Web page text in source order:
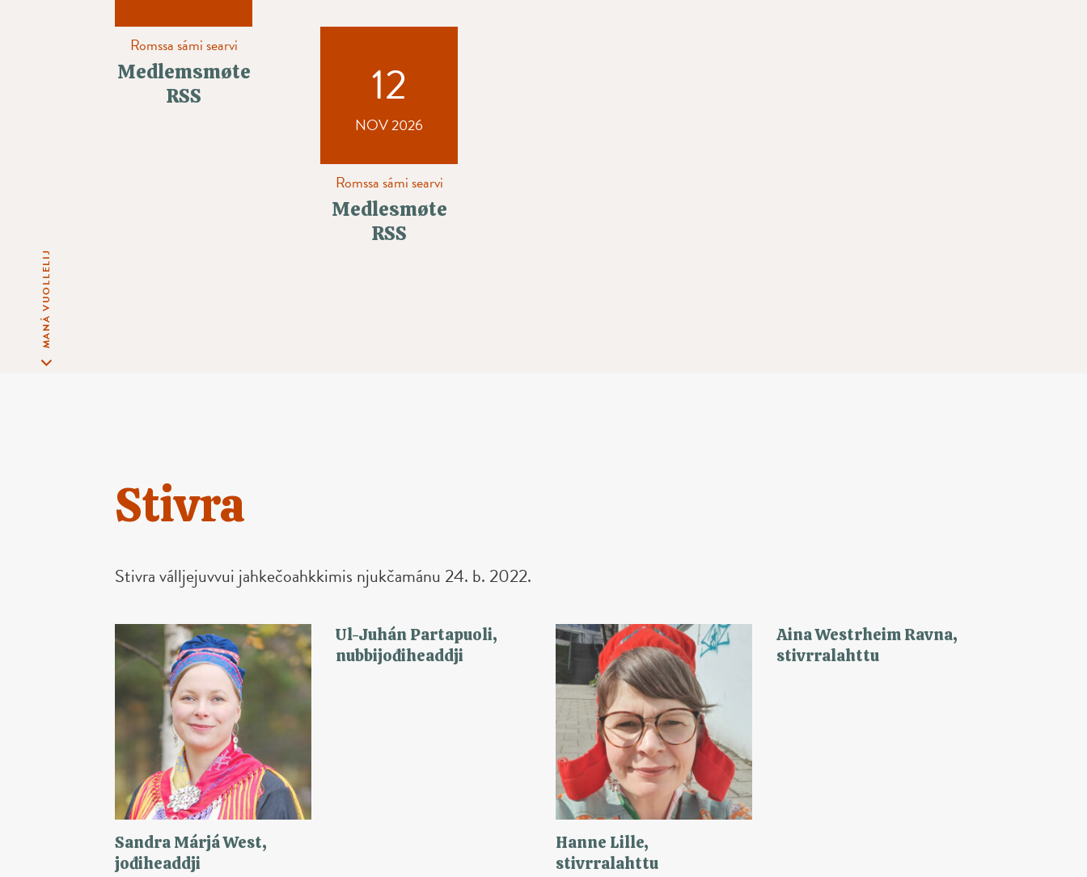
MANÁ VUOLLELIJ
Romssa sámi searvi
Medlemsmøte
RSS
12
NOV 2026
Romssa sámi searvi
Medlesmøte
RSS
Stivra
Stivra válljejuvvui jahkečoahkkimis njukčamánu 24. b. 2022.
Sandra Márjá West,
jođiheaddji
Ul-Juhán Partapuoli,
nubbijođiheaddji
Hanne Lille,
stivrralahttu
Aina Westrheim Ravna,
stivrralahttu